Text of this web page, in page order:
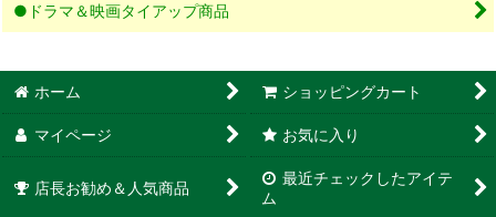
●ドラマ＆映画タイアップ商品
ホーム ショッピングカート
マイページ お気に入り
店長お勧め＆人気商品
最近チェックしたアイテ
ム